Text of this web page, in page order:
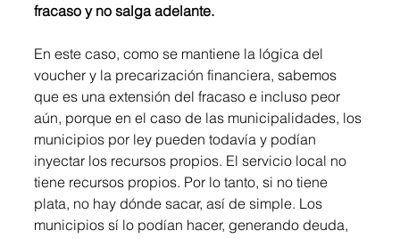
fracaso y no salga adelante.
En este caso, como se mantiene la lógica del
voucher y la precarización financiera, sabemos
que es una extensión del fracaso e incluso peor
aún, porque en el caso de las municipalidades, los
municipios por ley pueden todavía y podían
inyectar los recursos propios. El servicio local no
tiene recursos propios. Por lo tanto, si no tiene
plata, no hay dónde sacar, así de simple. Los
municipios sí lo podían hacer, generando deuda,